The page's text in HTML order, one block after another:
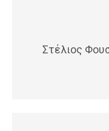
Στέλιος